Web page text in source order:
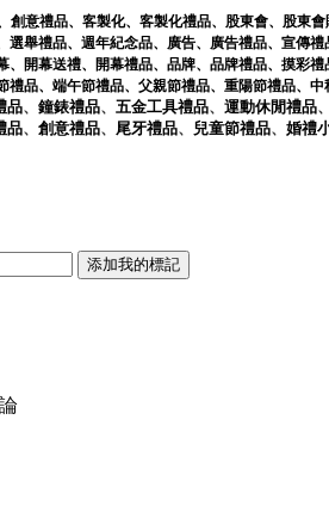
創意禮品、 客製化、 客製化禮品、 股東會、 股東會
選舉禮品、 週年紀念品、 廣告、 廣告禮品、 宣傳禮
、 開幕送禮、 開幕禮品、 品牌、 品牌禮品、 摸彩禮
禮品、 端午節禮品、 父親節禮品、 重陽節禮品、 中
品、 鐘錶禮品、 五金工具禮品、 運動休閒禮品
品、 創意禮品、 尾牙禮品、 兒童節禮品、 婚禮